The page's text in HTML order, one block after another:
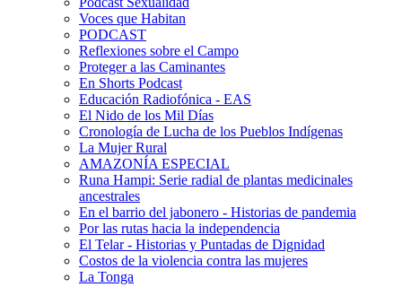
Voces que Habitan
PODCAST
Reflexiones sobre el Campo
Proteger a las Caminantes
En Shorts Podcast
Educación Radiofónica - EAS
El Nido de los Mil Días
Cronología de Lucha de los Pueblos Indígenas
La Mujer Rural
AMAZONÍA ESPECIAL
Runa Hampi: Serie radial de plantas medicinales
ancestrales
En el barrio del jabonero - Historias de pandemia
Por las rutas hacia la independencia
El Telar - Historias y Puntadas de Dignidad
Costos de la violencia contra las mujeres
La Tonga